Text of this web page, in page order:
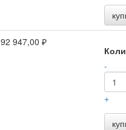
92 947,00 ₽
-
+